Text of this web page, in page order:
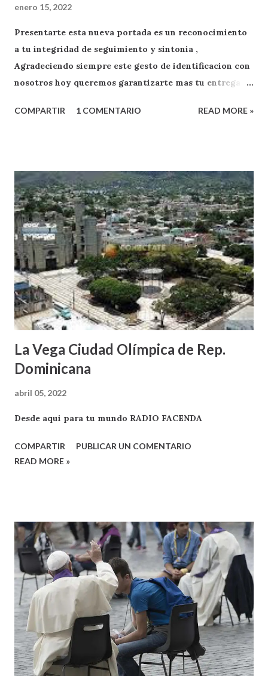
enero 15, 2022
Presentarte esta nueva portada es un reconocimiento
a tu integridad de seguimiento y sintonia ,
Agradeciendo siempre este gesto de identificacion con
nosotros hoy queremos garantizarte mas tu entrega
.
COMPARTIR 1 COMENTARIO READ MORE »
La Vega Ciudad Olímpica de Rep.
Dominicana
abril 05, 2022
Desde aqui para tu mundo RADIO FACENDA
COMPARTIR
PUBLICAR UN COMENTARIO
READ MORE »